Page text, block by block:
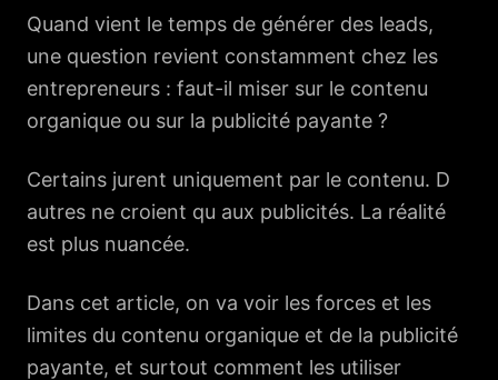
Quand vient le temps de générer des leads,
une question revient constamment chez les
entrepreneurs : faut-il miser sur le contenu
organique ou sur la publicité payante ?
Certains jurent uniquement par le contenu. D
autres ne croient qu aux publicités. La réalité
est plus nuancée.
Dans cet article, on va voir les forces et les
limites du contenu organique et de la publicité
payante, et surtout comment les utiliser